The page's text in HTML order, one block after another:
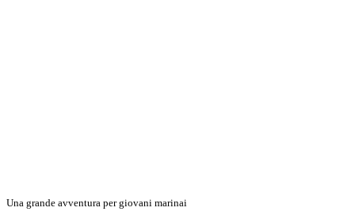
Una grande avventura per giovani marinai